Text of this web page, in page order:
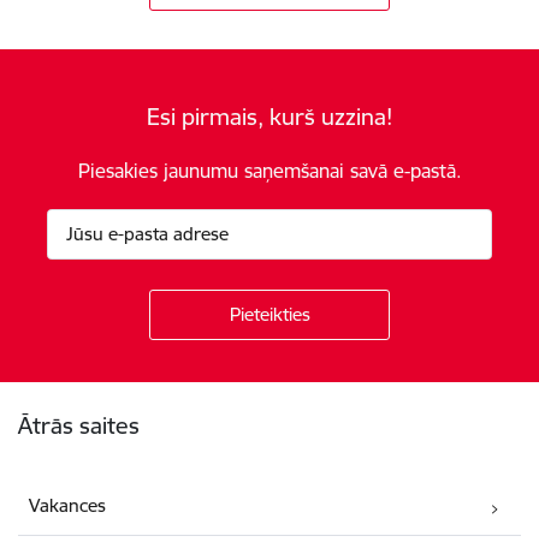
Esi pirmais, kurš uzzina!
Piesakies jaunumu saņemšanai savā e-pastā.
Ātrās saites
Vakances